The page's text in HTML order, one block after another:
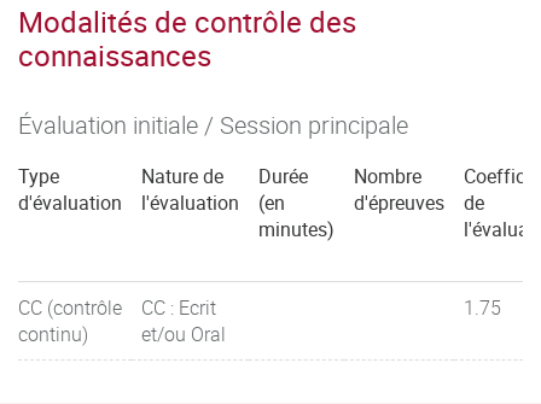
Modalités de contrôle des
connaissances
Évaluation initiale / Session principale
Type
d'évaluation
Nature de
l'évaluation
Durée
(en
minutes)
Nombre
d'épreuves
de
CC (contrôle
continu)
CC : Ecrit
et/ou Oral
1.75